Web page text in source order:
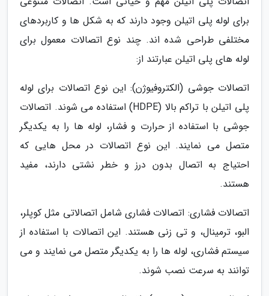
برای لوله پلی اتیلن وجود دارند که به شکل ها و کاربردهای
مختلفی طراحی شده اند. چند نوع اتصالات معمول برای
لوله های پلی اتیلن عبارتند از:
اتصالات جوشی (الکتروفیوژن): این نوع اتصالات برای لوله
پلی اتیلن با تراکم بالا (HDPE) استفاده می شوند. اتصالات
جوشی با استفاده از حرارت و فشار، لوله ها را به یکدیگر
متصل می نمایند. این نوع اتصالات در محل هایی که
احتیاج به اتصال بدون درز و خطر نشتی دارند، مفید
هستند.
اتصالات فشاری: اتصالات فشاری شامل اتصالاتی مثل کوپلر،
البو، ترمینال، و تی زنی هستند. این اتصالات با استفاده از
سیستم فشاری، لوله ها را به یکدیگر متصل می نمایند و می
توانند به سرعت نصب شوند.